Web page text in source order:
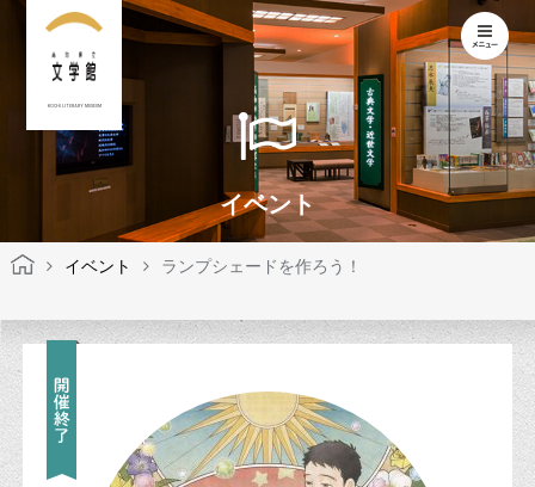
KOCHI LITERARY MUSEUM
イベント
イベント ランプシェードを作ろう！